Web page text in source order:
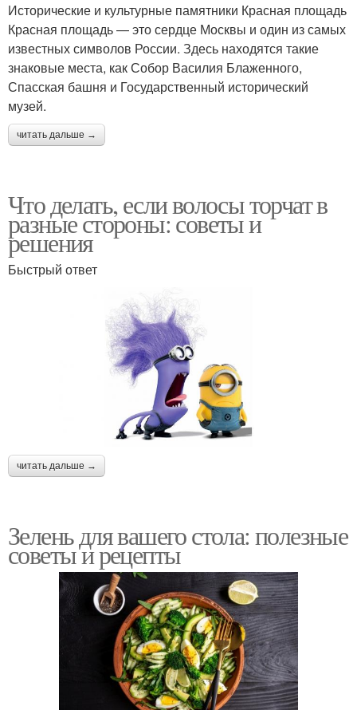
Исторические и культурные памятники Красная площадь
Красная площадь — это сердце Москвы и один из самых
известных символов России. Здесь находятся такие
знаковые места, как Собор Василия Блаженного,
Спасская башня и Государственный исторический
музей.
читать дальше →
Что делать, если волосы торчат в
разные стороны: советы и
решения
Быстрый ответ
читать дальше →
Зелень для вашего стола: полезные
советы и рецепты